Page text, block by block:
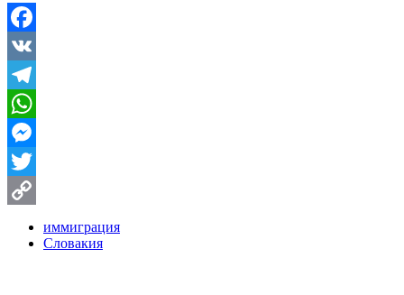
Facebook
VK
Telegram
WhatsApp
Messenger
Twitter
Link
иммиграция
Словакия